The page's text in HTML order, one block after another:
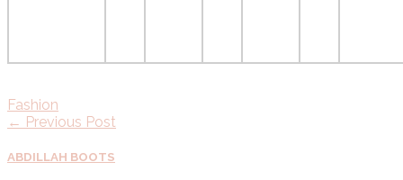
Fashion
← Previous Post
ABDILLAH BOOTS